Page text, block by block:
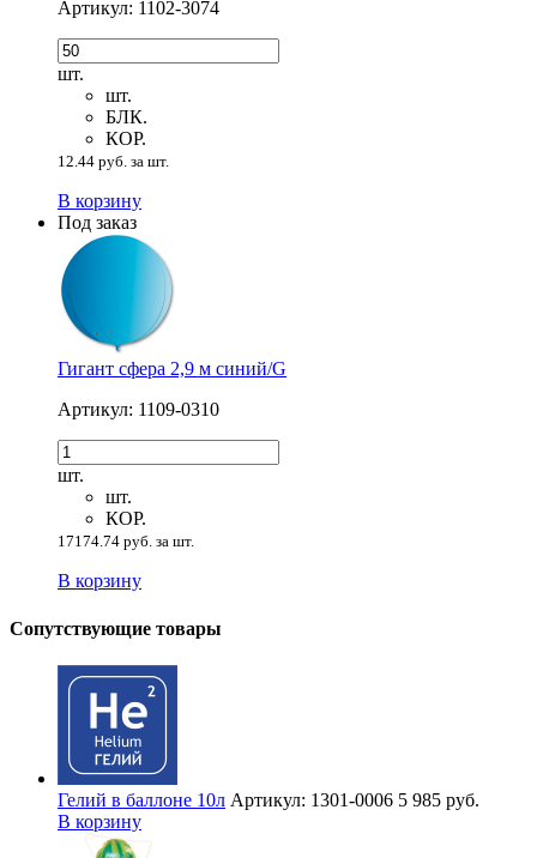
Артикул: 1102-3074
шт.
шт.
БЛК.
КОР.
12.44 руб. за шт.
В корзину
Под заказ
Гигант сфера 2,9 м синий/G
Артикул: 1109-0310
шт.
шт.
КОР.
17174.74 руб. за шт.
В корзину
Сопутствующие товары
Гелий в баллоне 10л Артикул: 1301-0006 5 985 руб.
В корзину